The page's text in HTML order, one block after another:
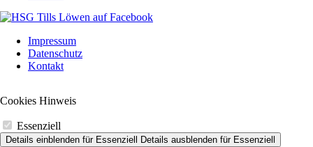
überspringen
Impressum
Datenschutz
Kontakt
Cookies Hinweis
Essenziell
Details einblenden für Essenziell Details ausblenden für Essenziell